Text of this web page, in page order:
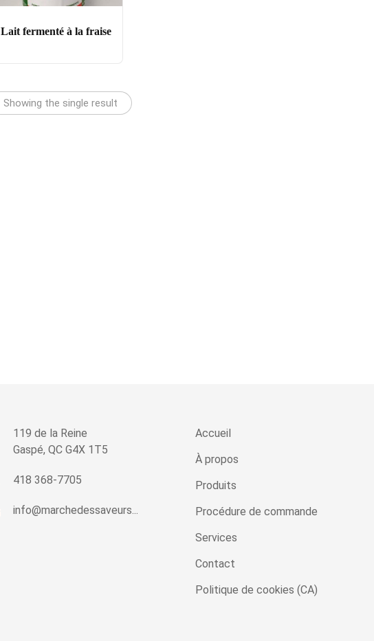
Lait fermenté à la fraise
Showing the single result
119 de la Reine
Gaspé, QC G4X 1T5
418 368-7705
info@marchedessaveurs...
Accueil
À propos
Produits
Procédure de commande
Services
Contact
Politique de cookies (CA)